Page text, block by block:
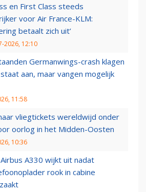
en First Class steeds
voor Air France-KLM:
betaalt zich uit’
2026, 12:10
Germanwings-crash klagen
aan, maar vangen mogelijk
11:58
vliegtickets wereldwijd onder
oorlog in het Midden-Oosten
10:36
Airbus A330 wijkt uit nadat
rook in cabine